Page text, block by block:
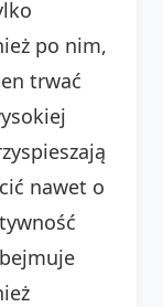
po nim,
trwać
nawet o